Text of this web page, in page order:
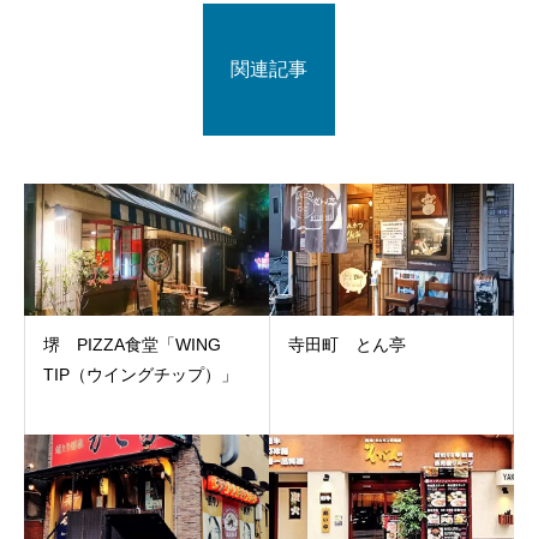
関連記事
堺 PIZZA食堂「WING
TIP（ウイングチップ）」
寺田町 とん亭